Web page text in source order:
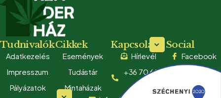
Tudnivalók
Adatkezelés
Impresszum
Pályázatok
Cikkek
Események
Tudástár
Mintaházak
Kapcsolat
Hírlevél
+36 70 608
0280
Social
Facebook
Youtube
TikTok